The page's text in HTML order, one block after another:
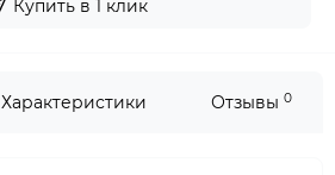
Купить в 1 клик
Характеристики Отзывы 0